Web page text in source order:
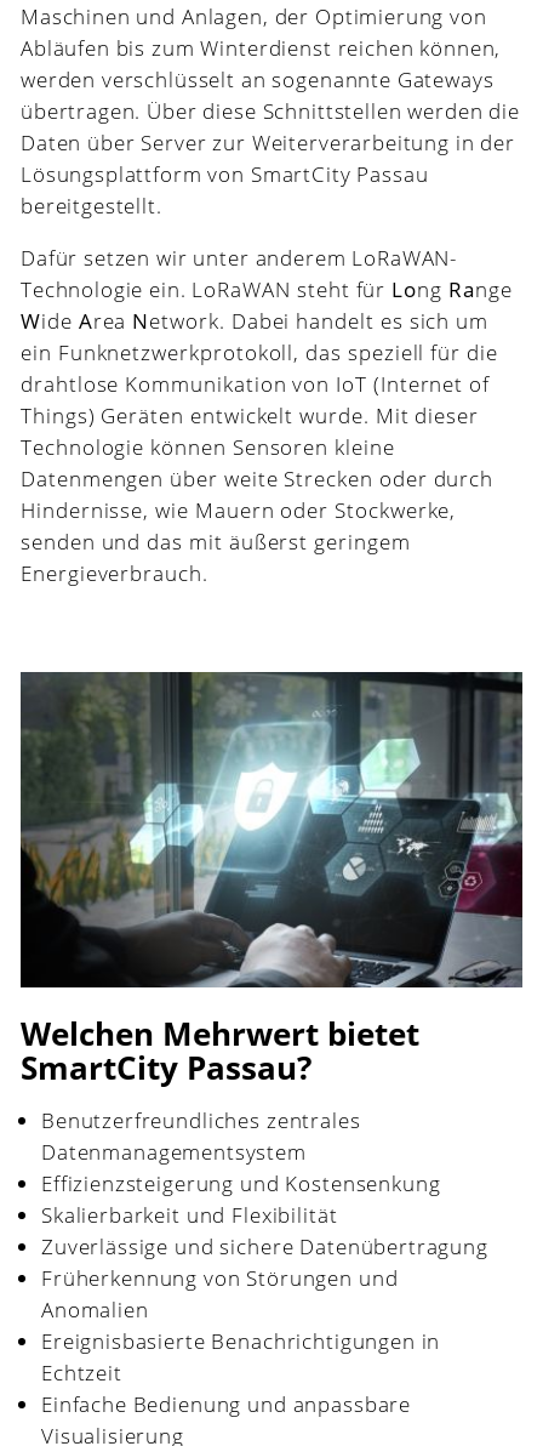
Maschinen und Anlagen, der Optimierung von
Abläufen bis zum Winterdienst reichen können,
werden verschlüsselt an sogenannte Gateways
übertragen. Über diese Schnittstellen werden die
Daten über Server zur Weiterverarbeitung in der
Lösungsplattform von SmartCity Passau
bereitgestellt.
Dafür setzen wir unter anderem LoRaWAN-
Technologie ein. LoRaWAN steht für Long Range
Wide Area Network. Dabei handelt es sich um
ein Funknetzwerkprotokoll, das speziell für die
drahtlose Kommunikation von IoT (Internet of
Things) Geräten entwickelt wurde. Mit dieser
Technologie können Sensoren kleine
Datenmengen über weite Strecken oder durch
Hindernisse, wie Mauern oder Stockwerke,
senden und das mit äußerst geringem
Energieverbrauch.
Welchen Mehrwert bietet
SmartCity Passau?
Benutzerfreundliches zentrales
Datenmanagementsystem
Effizienzsteigerung und Kostensenkung
Skalierbarkeit und Flexibilität
Zuverlässige und sichere Datenübertragung
Früherkennung von Störungen und
Anomalien
Ereignisbasierte Benachrichtigungen in
Echtzeit
Einfache Bedienung und anpassbare
Visualisierung